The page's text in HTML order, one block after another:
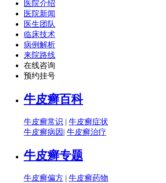
医院介绍
医院新闻
医生团队
临床技术
病例解析
来院路线
在线咨询
预约挂号
牛皮癣百科
牛皮癣常识 | 牛皮癣症状
牛皮癣病因 | 牛皮癣治疗
牛皮癣专题
牛皮癣偏方 | 牛皮癣药物